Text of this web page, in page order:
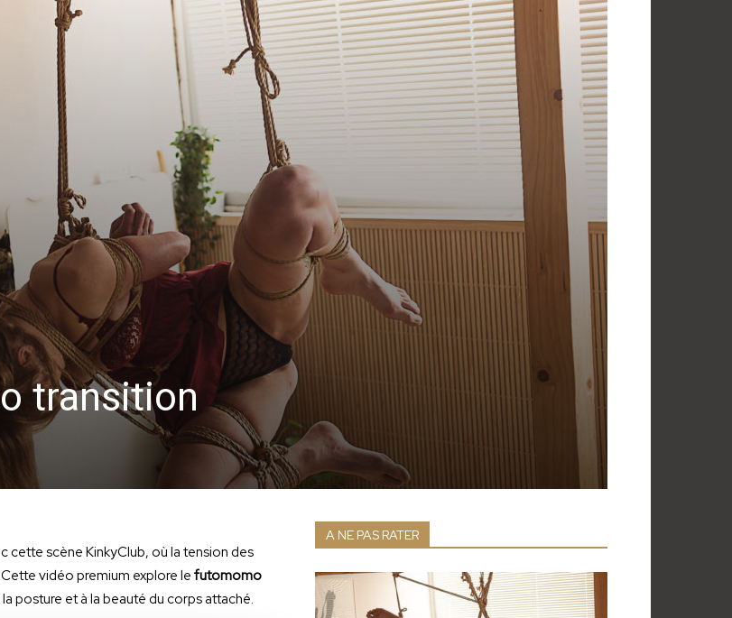
transition
cette scène KinkyClub, où la tension des
vidéo premium explore le futomomo
posture et à la beauté du corps attaché.
A NE PAS RATER